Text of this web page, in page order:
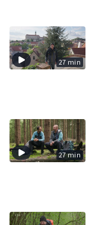
27 min
27 min